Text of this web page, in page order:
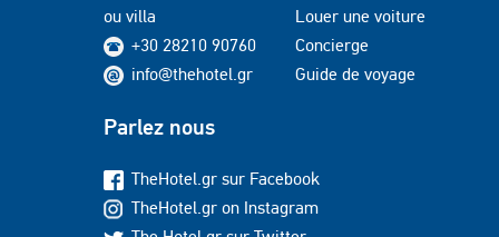
ou villa
+30 28210 90760
info@thehotel.gr
Louer une voiture
Concierge
Guide de voyage
Parlez nous
TheHotel.gr sur Facebook
TheHotel.gr on Instagram